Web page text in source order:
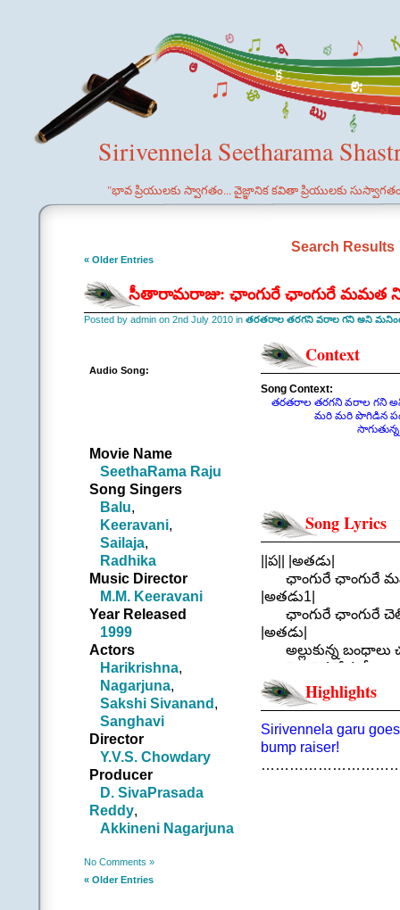
Sirivennela Seetharama
"భావ ప్రియులకు స్వాగతం... వైజ్ఞానిక కవితా ప్రియులకు
Search Results
« Older Entries
సీతారామరాజు: ఛాంగురే ఛాంగురే మమత
Posted by admin on 2nd July 2010 in తరతరాల తరగని వరాల గని అని
Audio Song:
Movie Name
SeethaRama Raju
Song Singers
Balu,
Keeravani,
Sailaja,
Radhika
Music Director
M.M. Keeravani
Year Released
1999
Actors
Harikrishna,
Nagarjuna,
Sakshi Sivanand,
Sanghavi
Director
Y.V.S. Chowdary
Producer
D. SivaPrasada
Reddy,
Akkineni Nagarjuna
Context
Song Context:
తరతరాల తరగని వరాల గని
మరి మరి పొగిడిన
సాగుతున్న వేళలో
Song Lyrics
||ప|| |అతడు|
ఛాంగురే ఛాంగురే
|అతడు1|
ఛాంగురే ఛాంగురే
|అతడు|
అల్లుకున్న బంధాలు
వెల్లువైన వేళలో తిరిగి
||ఛాంగురే
||చ|| |అతడు1|
అన్నయ్యా! నీ అలక
|అతడు|
తమ్ముడూ! నీకు
Highlights
Sirivennela garu
bump raiser!
No Comments »
« Older Entries